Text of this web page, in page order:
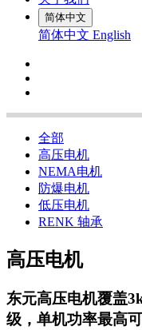
简体中文
简体中文 English
全部
高压电机
NEMA电机
防爆电机
低压电机
RENK 轴承
高压电机
东元高压电机覆盖
级，单机功率最高